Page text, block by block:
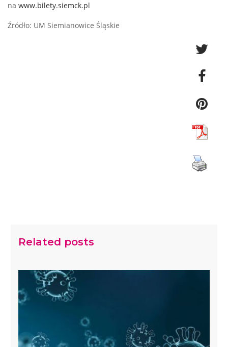
na www.bilety.siemck.pl
Źródło: UM Siemianowice Śląskie
Related posts